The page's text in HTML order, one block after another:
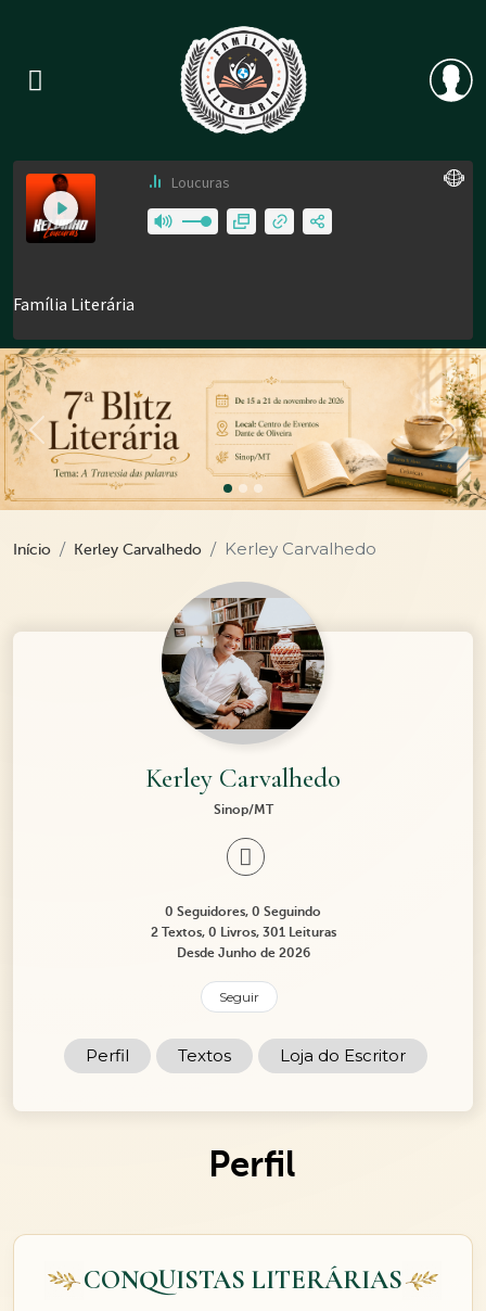
Previous
Início Kerley Carvalhedo Kerley Carvalhedo
Kerley Carvalhedo
Sinop/MT
0 Seguidores, 0 Seguindo
2 Textos, 0 Livros, 301 Leituras
Desde Junho de 2026
Seguir
Perfil Textos Loja do Escritor
Perfil
CONQUISTAS LITERÁRIAS